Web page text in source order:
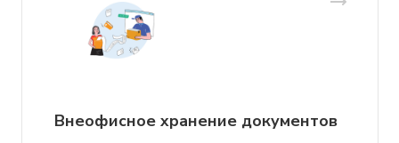
Внеофисное хранение документов